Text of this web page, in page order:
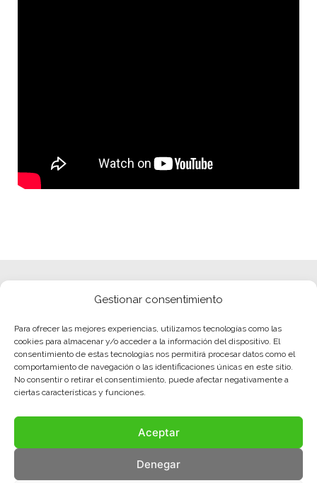
Gestionar consentimiento
Para ofrecer las mejores experiencias, utilizamos tecnologías como las
cookies para almacenar y/o acceder a la información del dispositivo. El
consentimiento de estas tecnologías nos permitirá procesar datos como el
comportamiento de navegación o las identificaciones únicas en este sitio.
No consentir o retirar el consentimiento, puede afectar negativamente a
ciertas características y funciones.
Aceptar
Denegar